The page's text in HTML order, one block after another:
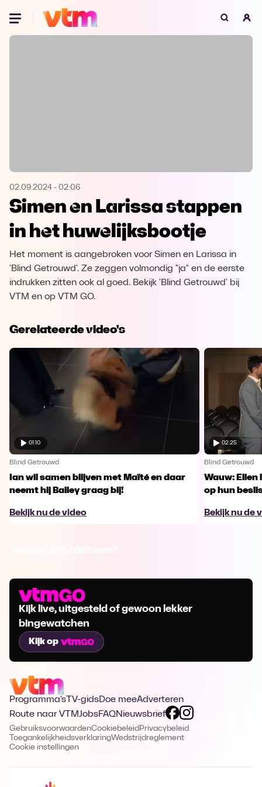
Oeps, browser niet ondersteund
Microsoft Edge Download
Opera Download
02.09.2024 - 02:06
Simen en Larissa stappen
in het huwelijksbootje
Het moment is aangebroken voor Simen en Larissa in
'Blind Getrouwd'. Ze zeggen volmondig "ja" en de eerste
indrukken zitten ook al goed. Bekijk 'Blind Getrouwd' bij
VTM en op VTM GO.
Gerelateerde video's
01:10
Blind Getrouwd
Ian wil samen blijven met Maïté en daar
neemt hij Bailey graag bij!
Bekijk nu de video
02:25
Blind Getrouwd
Wauw:
op hun
Bekijk nu de
Kijk live, uitgesteld of gewoon lekker
bingewatchen
Kijk op
Programma's TV-gidsDoe meeAdverteren
Route naar VTMJobsFAQNieuwsbrief
GebruiksvoorwaardenCookiebeleid Privacybeleid
ToegankelijkheidsverklaringWedstrijdreglement
Cookie instellingen